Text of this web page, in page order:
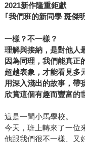
2021新作隆重鉅獻
｢我們班的新同學 斑傑
一樣？不一樣？
理解與接納，是對他人
因為同理，我們能真正
超越表象，才能看見多
用深入淺出的故事，帶
欣賞這個有趣而豐富的
這是一間小馬學校。
今天，班上轉來了一位
他跟我們很不一樣、又